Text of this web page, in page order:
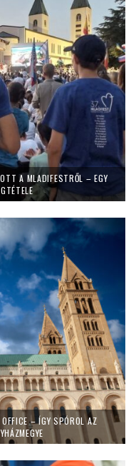
A MLADIFESTRŐL – EGY
– ÍGY SPÓROL AZ